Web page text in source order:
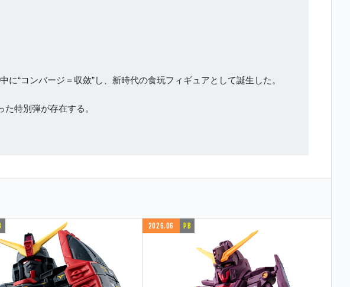
“コンバージ＝収斂”し、新時代の食玩フィギュアとして誕生した。
特別弾が存在する。
2026.06 PB